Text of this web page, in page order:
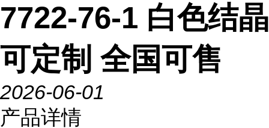
7722-76-1 白色结晶
可定制 全国可售
2026-06-01
产品详情